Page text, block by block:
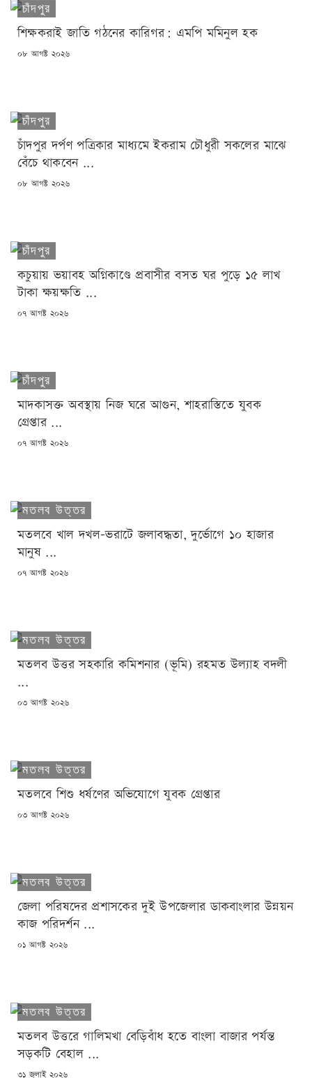
চাঁদপুর
শিক্ষকরাই জাতি গঠনের কারিগর: এমপি মমিনুল হক
POSTED
০৮ আগষ্ট ২০২৬
চাঁদপুর
চাঁদপুর দর্পণ পত্রিকার মাধ্যমে ইকরাম চৌধুরী সকলের মাঝে
বেঁচে থাকবেন ...
POSTED
০৮ আগষ্ট ২০২৬
চাঁদপুর
কচুয়ায় ভয়াবহ অগ্নিকাণ্ডে প্রবাসীর বসত ঘর পুড়ে ১৫ লাখ
টাকা ক্ষয়ক্ষতি ...
POSTED
০৭ আগষ্ট ২০২৬
চাঁদপুর
মাদকাসক্ত অবস্থায় নিজ ঘরে আগুন, শাহরাস্তিতে যুবক
গ্রেপ্তার ...
POSTED
০৭ আগষ্ট ২০২৬
মতলব উত্তর
মতলবে খাল দখল-ভরাটে জলাবদ্ধতা, দুর্ভোগে ১০ হাজার
মানুষ ...
POSTED
০৭ আগষ্ট ২০২৬
মতলব উত্তর
মতলব উত্তর সহকারি কমিশনার (ভূমি) রহমত উল্যাহ বদলী
...
POSTED
০৩ আগষ্ট ২০২৬
মতলব উত্তর
মতলবে শিশু ধর্ষণের অভিযোগে যুবক গ্রেপ্তার
POSTED
০৩ আগষ্ট ২০২৬
মতলব উত্তর
জেলা পরিষদের প্রশাসকের দুই উপজেলার ডাকবাংলার উন্নয়ন
কাজ পরিদর্শন ...
POSTED
০১ আগষ্ট ২০২৬
মতলব উত্তর
মতলব উত্তরে গালিমখা বেড়িবাঁধ হতে বাংলা বাজার পর্যন্ত
সড়কটি বেহাল ...
POSTED
৩১ জুলাই ২০২৬